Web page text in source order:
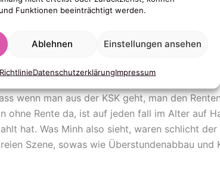
Funktionen beeinträchtigt werden.
Ablehnen Einstellungen ansehen
DatenschutzerklärungImpressum
zB nicht geregelt wie wir dann unsere
kriegen, ob wir nach dem Corona
Sozialvers. und
wenn man aus der KSK geht, man den
ohne Rente da, ist auf jeden fall im Alter auf
hat. Was Minh also sieht, waren schlicht
Szene, sowas wie Überstundenabbau und